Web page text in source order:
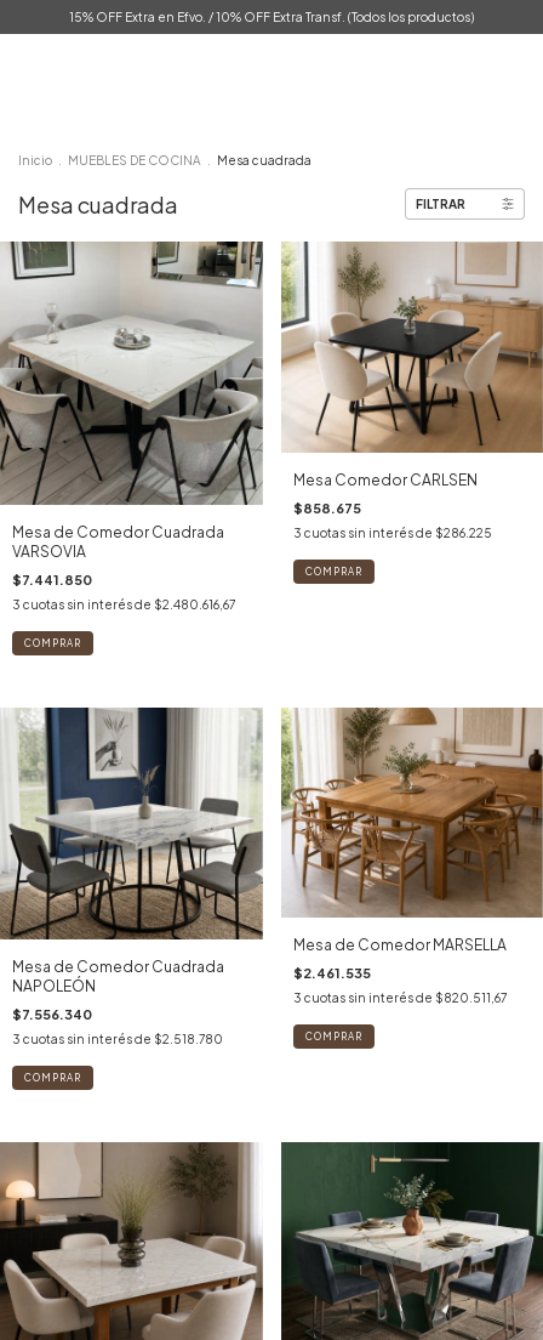
15% OFF Extra en Efvo. / 10% OFF Extra Transf. (Todos los productos)
Inicio MUEBLES DE COCINA Mesa cuadrada
Mesa cuadrada FILTRAR
Mesa de Comedor Cuadrada
VARSOVIA
$7.441.850
3 cuotas sin interés de $2.480.616,67
Mesa Comedor CARLSEN
$858.675
3 cuotas sin interés de $286.225
COMPRAR
Mesa de Comedor Cuadrada
NAPOLEÓN
$7.556.340
3 cuotas sin interés de $2.518.780
Mesa de Comedor MARSELLA
$2.461.535
3 cuotas sin interés de $820.511,67